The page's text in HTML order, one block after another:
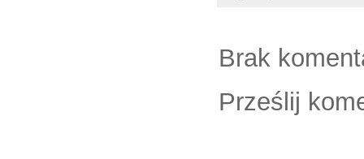
Brak
Prześlij